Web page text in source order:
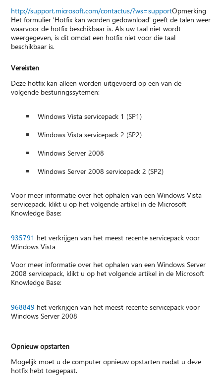
http://support.microsoft.com/contactus/?ws=supportOpmerking
Het formulier 'Hotfix kan worden gedownload' geeft de talen weer
waarvoor de hotfix beschikbaar is. Als uw taal niet wordt
weergegeven, is dit omdat een hotfix niet voor die taal
beschikbaar is.
Vereisten
Deze hotfix kan alleen worden uitgevoerd op een van de
volgende besturingssytemen:
Windows Vista servicepack 1 (SP1)
Windows Vista servicepack 2 (SP2)
Windows Server 2008
Windows Server 2008 servicepack 2 (SP2)
Voor meer informatie over het ophalen van een Windows Vista
servicepack, klikt u op het volgende artikel in de Microsoft
Knowledge Base:
935791 het verkrijgen van het meest recente servicepack voor
Windows Vista
Voor meer informatie over het ophalen van een Windows Server
2008 servicepack, klikt u op het volgende artikel in de Microsoft
Knowledge Base:
968849 het verkrijgen van het meest recente servicepack voor
Windows Server 2008
Opnieuw opstarten
Mogelijk moet u de computer opnieuw opstarten nadat u deze
hotfix hebt toegepast.